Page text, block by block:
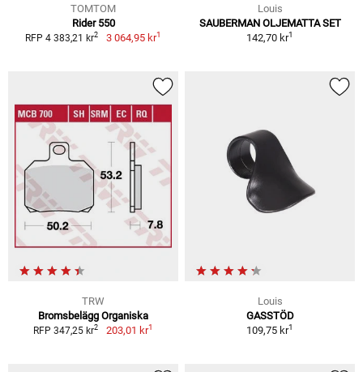
TOMTOM
Rider 550
RFP 4 383,21 kr2 3 064,95 kr1
Louis
SAUBERMAN OLJEMATTA SET
142,70 kr1
TRW
Bromsbelägg Organiska
RFP 347,25 kr2 203,01 kr1
Louis
GASSTÖD
109,75 kr1